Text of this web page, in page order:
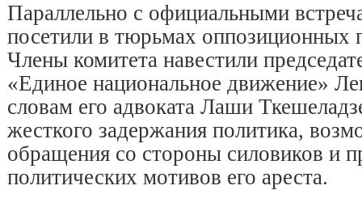
Параллельно с официальными
посетили в тюрьмах оппозиционных
Члены комитета навестили
«Единое национальное движение»
словам его адвоката Лаши
жесткого задержания политика,
обращения со стороны силовиков и
политических мотивов его ареста.